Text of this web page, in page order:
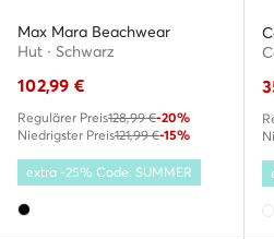
Max Mara Beachwear
Hut · Schwarz
102,99 €
Regulärer Preis128,99 €-20%
Niedrigster Preis121,99 €-15%
extra -25% Code: SUMMER